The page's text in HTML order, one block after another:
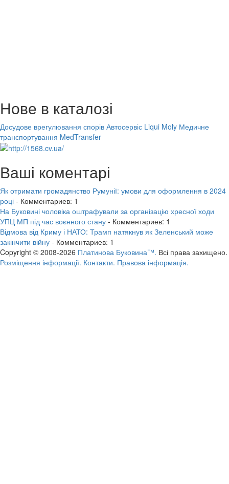
Нове в каталозі
Досудове врегулювання спорів Автосервіс Liqui Moly Медичне
транспортування MedTransfer
Ваші коментарі
Як отримати громадянство Румунії: умови для оформлення в 2024
році - Комментариев: 1
На Буковині чоловіка оштрафували за організацію хресної ходи
УПЦ МП під час воєнного стану - Комментариев: 1
Відмова від Криму і НАТО: Трамп натякнув як Зеленський може
закінчити війну - Комментариев: 1
Copyright © 2008-2026 Платинова Буковина™. Всі права захищено.
Розміщення інформації. Контакти. Правова інформація.